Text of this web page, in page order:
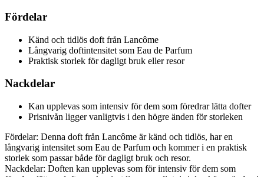
Fördelar
Känd och tidlös doft från Lancôme
Långvarig doftintensitet som Eau de Parfum
Praktisk storlek för dagligt bruk eller resor
Nackdelar
Kan upplevas som intensiv för dem som föredrar lätta dofter
Prisnivån ligger vanligtvis i den högre änden för storleken
Fördelar: Denna doft från Lancôme är känd och tidlös, har en
långvarig intensitet som Eau de Parfum och kommer i en praktisk
storlek som passar både för dagligt bruk och resor.
Nackdelar: Doften kan upplevas som för intensiv för dem som